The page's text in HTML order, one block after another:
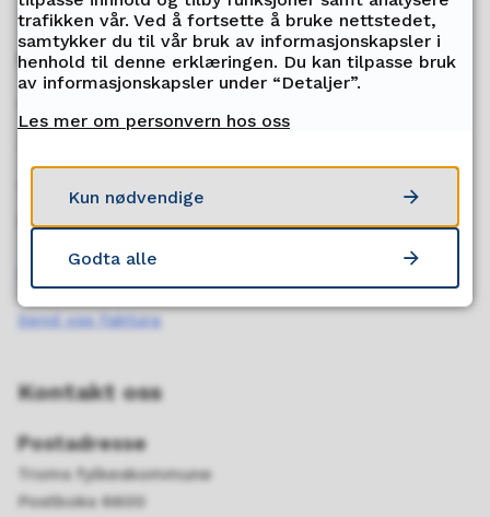
Servicetorget
Telefon
Telefontid
Mandag - fredag kl. 09:00-15:00
Ledige stillinger
Send oss faktura
Kontakt oss
Postadresse
Troms fylkeskommune
Postboks 6600
trafikken vår. Ved å fortsette å bruke nettstedet,
samtykker du til vår bruk av informasjonskapsler i
henhold til denne erklæringen. Du kan tilpasse bruk
av informasjonskapsler under “Detaljer”.
Les mer om personvern hos oss
Kun nødvendige
Godta alle